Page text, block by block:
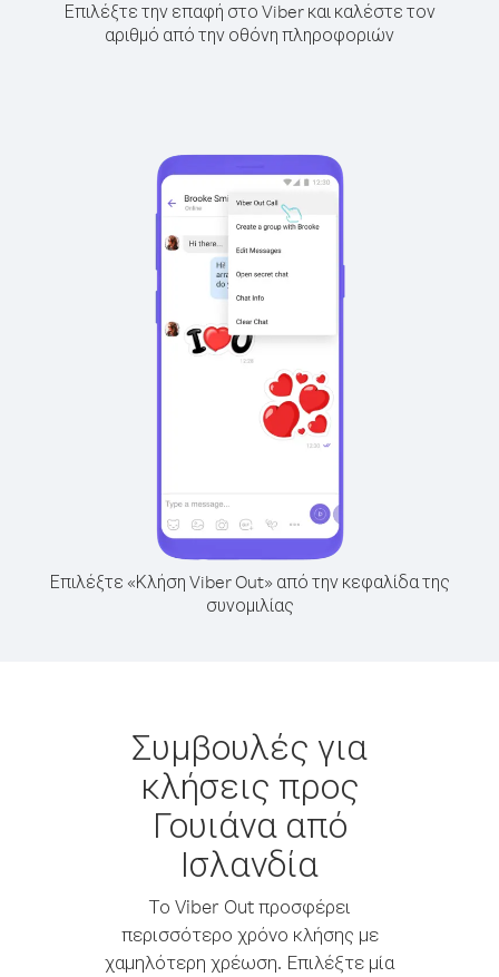
Επιλέξτε την επαφή στο Viber και καλέστε τον
αριθμό από την οθόνη πληροφοριών
Επιλέξτε «Κλήση Viber Out» από την κεφαλίδα της
συνομιλίας
Συμβουλές για
κλήσεις προς
Γουιάνα από
Ισλανδία
Το Viber Out προσφέρει
περισσότερο χρόνο κλήσης με
χαμηλότερη χρέωση. Επιλέξτε μία